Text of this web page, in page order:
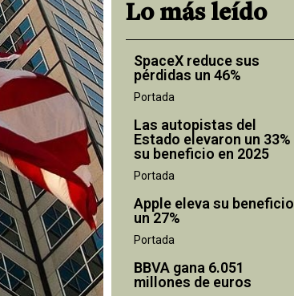
Lo más leído
SpaceX reduce sus
pérdidas un 46%
Portada
Las autopistas del
Estado elevaron un 33%
su beneficio en 2025
Portada
Apple eleva su beneficio
un 27%
Portada
BBVA gana 6.051
millones de euros